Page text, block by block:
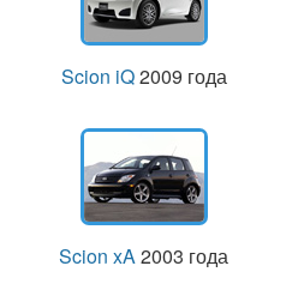
Scion iQ2009 года
Scion xA2003 года